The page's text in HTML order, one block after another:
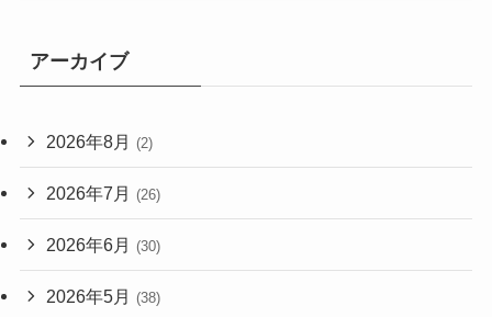
アーカイブ
2026年8月 (2)
2026年7月 (26)
2026年6月 (30)
2026年5月 (38)